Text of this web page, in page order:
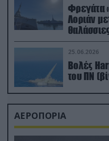
Φρεγάτα
Λοριάν
θαλάσσιες δοκιμές
25.06.2026
Βολές
του ΠΝ
ΑΕΡΟΠΟΡΙΑ